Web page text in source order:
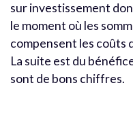
sur investissement
le moment où les
compensent les coûts
La suite est du
sont de bons chiffres.